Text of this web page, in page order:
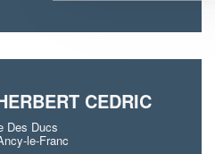
CEDRIC
Des Ducs
le-Franc